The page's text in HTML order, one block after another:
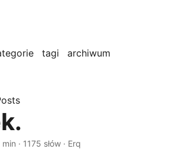
tagi archiwum
min · 1175 słów · Erq